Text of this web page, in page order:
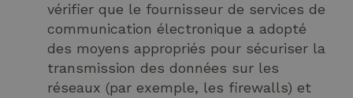
vérifier que le fournisseur de services de
communication électronique a adopté
des moyens appropriés pour sécuriser la
transmission des données sur les
réseaux (par exemple, les firewalls) et